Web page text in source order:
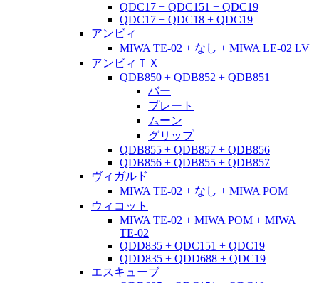
QDC17 + QDC151 + QDC19
QDC17 + QDC18 + QDC19
アンビィ
MIWA TE-02 + なし + MIWA LE-02 LV
アンビィＴＸ
QDB850 + QDB852 + QDB851
バー
プレート
ムーン
グリップ
QDB855 + QDB857 + QDB856
QDB856 + QDB855 + QDB857
ヴィガルド
MIWA TE-02 + なし + MIWA POM
ウィコット
MIWA TE-02 + MIWA POM + MIWA
TE-02
QDD835 + QDC151 + QDC19
QDD835 + QDD688 + QDC19
エスキューブ